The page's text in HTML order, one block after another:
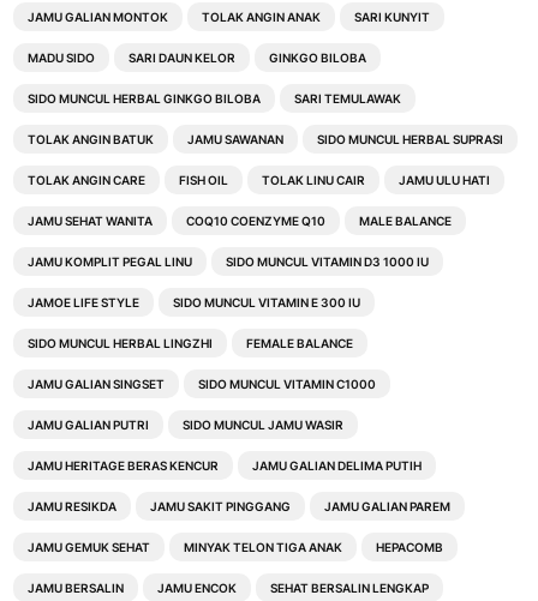
JAMU GALIAN MONTOK TOLAK ANGIN ANAK SARI KUNYIT
MADU SIDO SARI DAUN KELOR GINKGO BILOBA
SIDO MUNCUL HERBAL GINKGO BILOBA SARI TEMULAWAK
TOLAK ANGIN BATUK JAMU SAWANAN SIDO MUNCUL HERBAL SUPRASI
TOLAK ANGIN CARE FISH OIL TOLAK LINU CAIR JAMU ULU HATI
JAMU SEHAT WANITA COQ10 COENZYME Q10 MALE BALANCE
JAMU KOMPLIT PEGAL LINU SIDO MUNCUL VITAMIN D3 1000 IU
JAMOE LIFE STYLE SIDO MUNCUL VITAMIN E 300 IU
SIDO MUNCUL HERBAL LINGZHI FEMALE BALANCE
JAMU GALIAN SINGSET SIDO MUNCUL VITAMIN C1000
JAMU GALIAN PUTRI SIDO MUNCUL JAMU WASIR
JAMU HERITAGE BERAS KENCUR JAMU GALIAN DELIMA PUTIH
JAMU RESIKDA JAMU SAKIT PINGGANG JAMU GALIAN PAREM
JAMU GEMUK SEHAT MINYAK TELON TIGA ANAK HEPACOMB
JAMU BERSALIN JAMU ENCOK SEHAT BERSALIN LENGKAP